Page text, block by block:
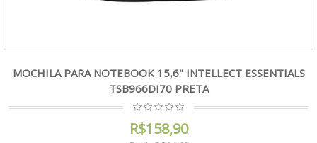
MOCHILA PARA NOTEBOOK 15,6" INTELLECT ESSENTIALS
TSB966DI70 PRETA
R$158,90